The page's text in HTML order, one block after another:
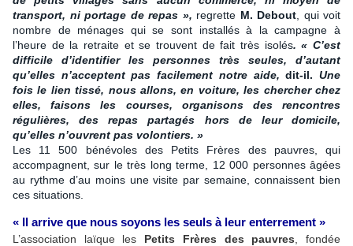
transport, ni portage de repas », regrette M. Debout , qui voit
nombre de ménages qui se sont installés à la campagne à
l’heure de la retraite et se trouvent de fait très isolés. « C’est
difficile d’identifier les personnes très seules, d’autant
qu’elles n’acceptent pas facilement notre aide, dit-il. Une
fois le lien tissé, nous allons, en voiture, les chercher chez
elles, faisons les courses, organisons des rencontres
régulières, des repas partagés hors de leur domicile,
qu’elles n’ouvrent pas volontiers. »
Les 11 500 bénévoles des Petits Frères des pauvres, qui
accompagnent, sur le très long terme, 12 000 personnes âgées
au rythme d’au moins une visite par semaine, connaissent bien
ces situations.
« Il arrive que nous soyons les seuls à leur enterrement »
L’association laïque les Petits Frères des pauvres , fondée